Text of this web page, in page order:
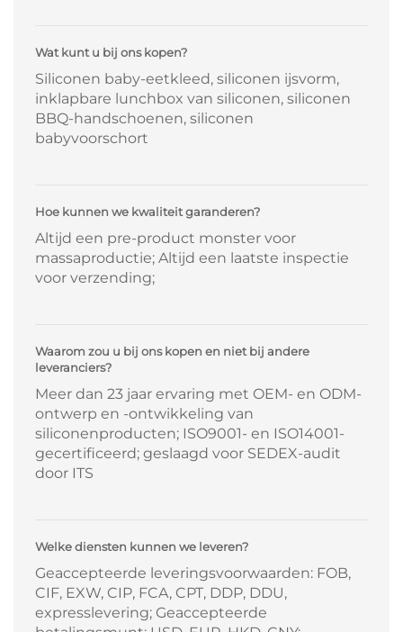
Wat kunt u bij ons kopen?
Siliconen baby-eetkleed, siliconen ijsvorm,
inklapbare lunchbox van siliconen, siliconen
BBQ-handschoenen, siliconen
babyvoorschort
Hoe kunnen we kwaliteit garanderen?
Altijd een pre-product monster voor
massaproductie; Altijd een laatste inspectie
voor verzending;
Waarom zou u bij ons kopen en niet bij andere
leveranciers?
Meer dan 23 jaar ervaring met OEM- en ODM-
ontwerp en -ontwikkeling van
siliconenproducten; ISO9001- en ISO14001-
gecertificeerd; geslaagd voor SEDEX-audit
door ITS
Welke diensten kunnen we leveren?
Geaccepteerde leveringsvoorwaarden: FOB,
CIF, EXW, CIP, FCA, CPT, DDP, DDU,
expresslevering; Geaccepteerde